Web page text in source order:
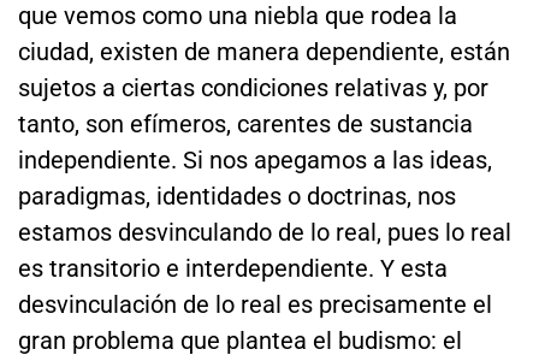
que vemos como una niebla que rodea la
ciudad, existen de manera dependiente, están
sujetos a ciertas condiciones relativas y, por
tanto, son efímeros, carentes de sustancia
independiente. Si nos apegamos a las ideas,
paradigmas, identidades o doctrinas, nos
estamos desvinculando de lo real, pues lo real
es transitorio e interdependiente. Y esta
desvinculación de lo real es precisamente el
gran problema que plantea el budismo: el